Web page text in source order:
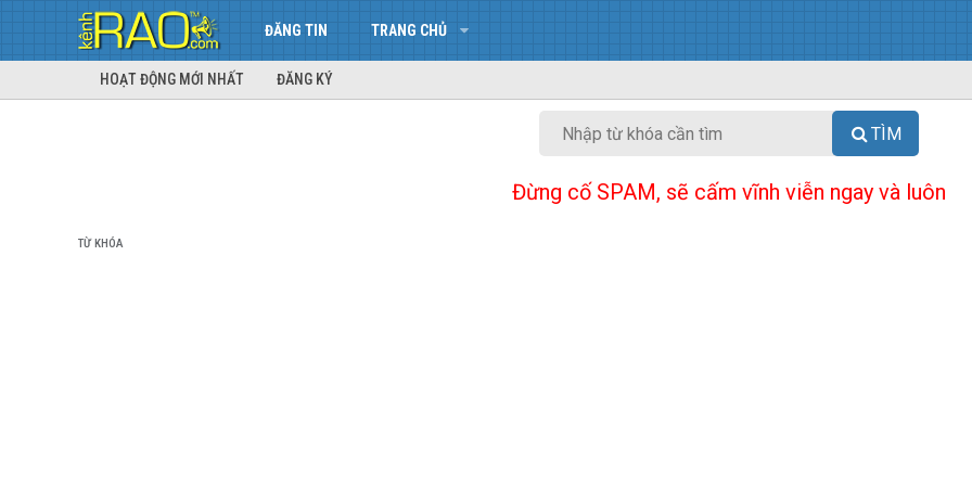
ĐĂNG TIN TRANG CHỦ
HOẠT ĐỘNG MỚI NHẤT ĐĂNG KÝ
TÌM
Đừng cố SPAM, sẽ cấm vĩnh viễn ngay và luôn
TỪ KHÓA